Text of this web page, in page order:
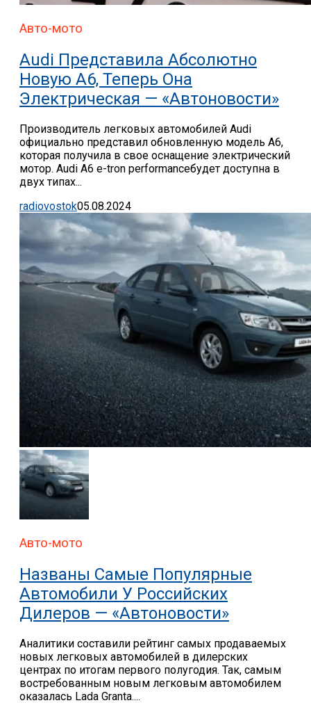
Авто-мото
Audi Представила Абсолютно
Новую A6, Теперь Она
Электрическая — «Автоновости»
Производитель легковых автомобилей Audi
официально представил обновленную модель A6,
которая получила в свое оснащение электрический
мотор. Audi A6 e-tron performanceбудет доступна в
двух типах...
radiovostok05.08.2024
Авто-мото
Названы Самые Популярные
Автомобили У Российских
Дилеров — «Автоновости»
Аналитики составили рейтинг самых продаваемых
новых легковых автомобилей в дилерских
центрах по итогам первого полугодия. Так, самым
востребованным новым легковым автомобилем
оказалась Lada Granta....